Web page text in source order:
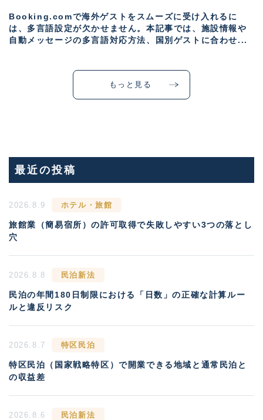
Booking.comで海外ゲストをスムーズに受け入れるに
は、多言語設定が欠かせません。本記事では、施設情報や
自動メッセージの多言語対応方法、国別ゲストに合わせ...
もっと見る
最近の投稿
2026.8.9 ホテル・旅館
旅館業（簡易宿所）の許可取得で失敗しやすい3つの落とし
穴
2026.8.8 民泊新法
民泊の年間180日制限における「日数」の正確な計算ルー
ルと違反リスク
2026.8.7 特区民泊
特区民泊（国家戦略特区）で開業できる地域と通常民泊と
の収益差
2026.8.6 民泊新法